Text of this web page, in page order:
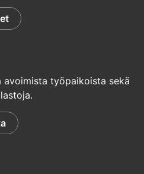
avoimista työpaikoista sekä